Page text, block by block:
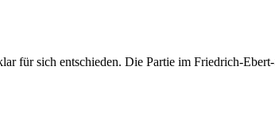
für sich entschieden. Die Partie im Friedrich-Ebert-